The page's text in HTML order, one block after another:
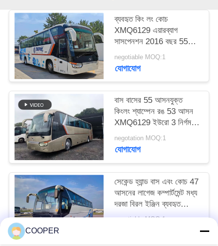
গোপনীয়তা
ব্যবহৃত কিং লং কোচ
XMQ6129 এয়ারব্যাগ
সাসপেনশন 2016 বছর 55
আসন 2 যাত্রীর দরজা
LHD/RHD লাগেজ
negotiable MOQ:1
যোগাযোগ
বাস বাসের 55 আসনযুক্ত
কিংলং শ্যাম্পেন রঙ 53 আসন
XMQ6129 ইউরো 3 নির্গমন
এলএইচডি&আরএইচডি
negotation MOQ:1
যোগাযোগ
সেকেন্ড হ্যান্ড বাস এবং কোচ 47
আসনের লাগেজ কম্পার্টমেন্ট মধ্য
দরজা বিরল ইঞ্জিন ব্যবহৃত
গোল্ডেন ড্রাগন বাস XML6113
negotiable MOQ:1
COOPER